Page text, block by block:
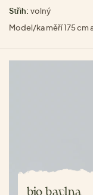
Střih: volný
Model/ka měří 175 cm
bio bavlna